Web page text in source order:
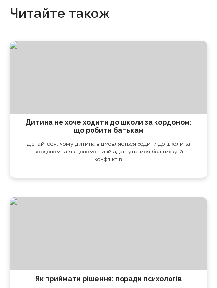
Читайте також
Дитина не хоче ходити до школи за кордоном:
що робити батькам
Дізнайтеся, чому дитина відмовляється ходити до школи за
кордоном та як допомогти їй адаптуватися без тиску й
конфліктів.
Як приймати рішення: поради психологів